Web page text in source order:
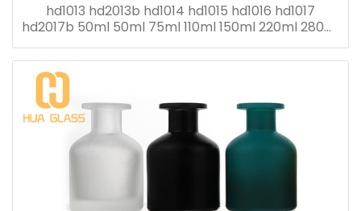
hd1013 hd2013b hd1014 hd1015 hd1016 hd1017
hd2017b 50ml 50ml 75ml 110ml 150ml 220ml 280ml
flacon diffuseur roseau